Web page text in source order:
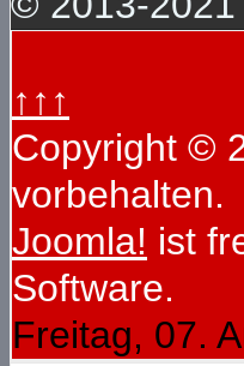
↑↑↑
Copyright ©
vorbehalten.
Joomla! ist
Software.
Freitag, 07.